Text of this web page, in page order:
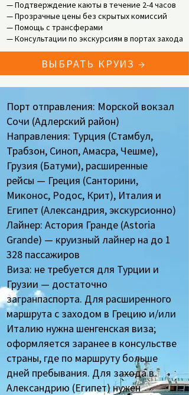
— Подтверждение каюты в течение 2-4 часов
— Прозрачные цены без скрытых комиссий
— Помощь с трансферами
— Консультации по экскурсиям в портах захода
ВЫБРАТЬ КРУИЗ →
Порт отправления: Морской вокзал
Сочи (Адлерский район)
Направления: Турция (Стамбул,
Трабзон, Синоп, Амасра, Чешме),
Грузия (Батуми), расширенные
рейсы — Греция (Санторини,
Миконос, Родос, Крит), Италия и
Египет (Александрия, экскурсионно)
Лайнер: Астория Гранде (Astoria
Grande) — круизный лайнер на до 1
328 пассажиров
Виза: не требуется для Турции и
Грузии — достаточно
загранпаспорта. Для расширенного
маршрута с заходом в Грецию и/или
Италию нужна шенгенская виза;
оформляется заранее в консульстве
страны, где по маршруту больше
дней пребывания. Для захода в
Александрию (Египет) нужен